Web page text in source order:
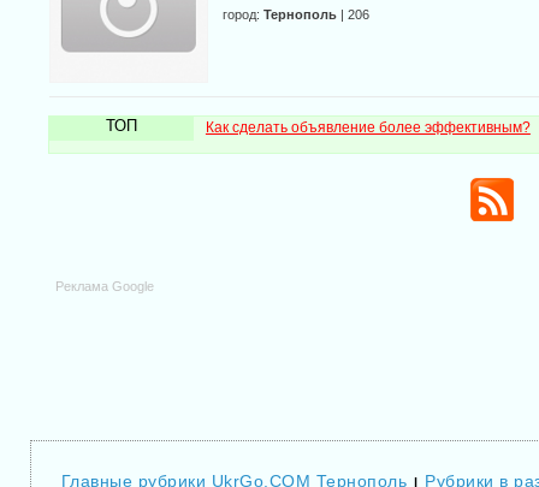
город: Тернополь| 206
ТОП Как сделать объявление более эффективным?
Реклама Google
Главные рубрики UkrGo.COM Тернополь | Рубрики в